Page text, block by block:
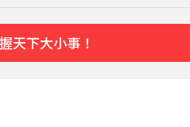
天下大小事！
風圈侵襲率曝 一縣市達59％